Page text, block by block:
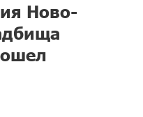
Ново-